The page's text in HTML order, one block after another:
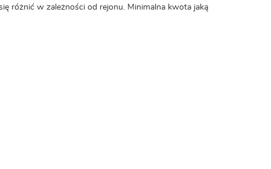
różnić w zależności od rejonu. Minimalna kwota jaką